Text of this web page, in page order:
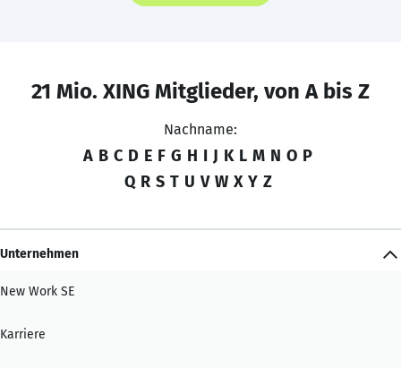
21 Mio. XING Mitglieder, von A bis Z
Nachname:
A B C D E F G H I J K L M N O P
Q R S T U V W X Y Z
Unternehmen
New Work SE
Karriere